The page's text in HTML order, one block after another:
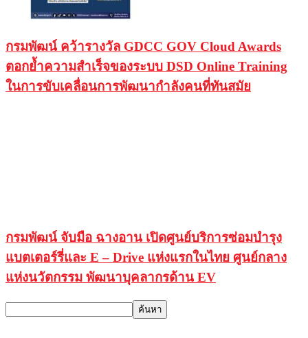
กรมพัฒน์ คว้ารางวัล GDCC GOV Cloud Awards
ตอกย้ำความสำเร็จของระบบ DSD Online Training
ในการขับเคลื่อนการพัฒนากำลังคนที่ทันสมัย
กรมพัฒน์ จับมือ ฉางอาน เปิดศูนย์บริการซ่อมบำรุง
แบตเตอร์รี่และ E – Drive แห่งแรกในไทย ศูนย์กลาง
แห่งนวัตกรรม พัฒนาบุคลากรด้าน EV